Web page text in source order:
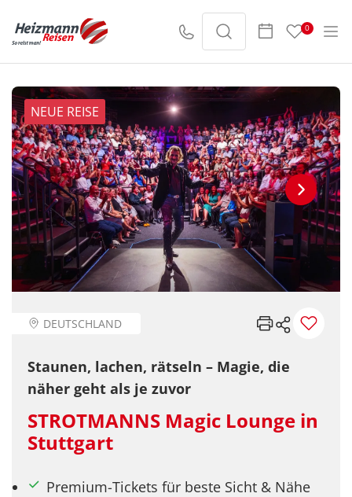
0
NEUE REISE
DEUTSCHLAND
Staunen, lachen, rätseln – Magie, die
näher geht als je zuvor
STROTMANNS Magic Lounge in
Stuttgart
Premium-Tickets für beste Sicht & Nähe